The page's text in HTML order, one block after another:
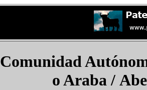
Comunidad
o Araba /